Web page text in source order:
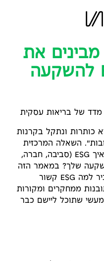
את
חשיבות ה־ESG להשקעה
כותרות ונתקל בקרנות
השאלה המרכזית
קצרה: האם אתה באמת מבין איך ESG (סביבה, חברה,
שלך? במאמר הזה
אני אקח אותך צעד־צעד, אסביר למה ESG קשור
ממחקרים ומקורות
שתוכל ליישם כבר